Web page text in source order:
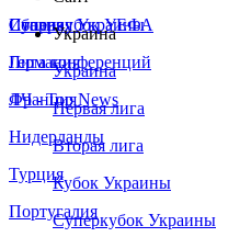
Сборная Украины
Италия
Германия
Франция
Нидерланды
Турция
Португалия
Суперкубок УЕФА
Лига конференций
ЛЧ - Top News
Украина
Украина
Первая лига
Вторая лига
Кубок Украины
Суперкубок Украины